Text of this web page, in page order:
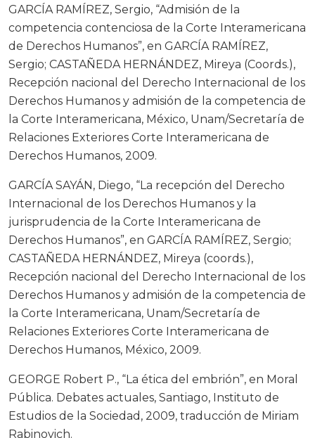
GARCÍA RAMÍREZ, Sergio, “Admisión de la
competencia contenciosa de la Corte Interamericana
de Derechos Humanos”, en GARCÍA RAMÍREZ,
Sergio; CASTAÑEDA HERNÁNDEZ, Mireya (Coords.),
Recepción nacional del Derecho Internacional de los
Derechos Humanos y admisión de la competencia de
la Corte Interamericana, México, Unam/Secretaría de
Relaciones Exteriores Corte Interamericana de
Derechos Humanos, 2009.
GARCÍA SAYÁN, Diego, “La recepción del Derecho
Internacional de los Derechos Humanos y la
jurisprudencia de la Corte Interamericana de
Derechos Humanos”, en GARCÍA RAMÍREZ, Sergio;
CASTAÑEDA HERNÁNDEZ, Mireya (coords.),
Recepción nacional del Derecho Internacional de los
Derechos Humanos y admisión de la competencia de
la Corte Interamericana, Unam/Secretaría de
Relaciones Exteriores Corte Interamericana de
Derechos Humanos, México, 2009.
GEORGE Robert P., “La ética del embrión”, en Moral
Pública. Debates actuales, Santiago, Instituto de
Estudios de la Sociedad, 2009, traducción de Miriam
Rabinovich.